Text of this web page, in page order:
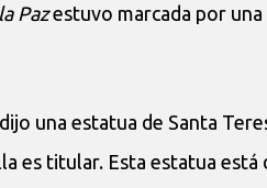
Pazestuvo marcada por una
una estatua de Santa
es titular. Esta estatua está